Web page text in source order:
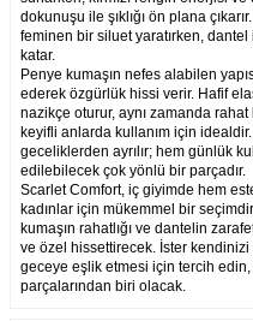
dokunuşu ile şıklığı ön plana
feminen bir siluet yaratırken,
katar.
Penye kumaşın nefes alabilen
ederek özgürlük hissi verir. Hafif
nazikçe oturur, aynı zamanda
keyifli anlarda kullanım için
geceliklerden ayrılır; hem günlük
edilebilecek çok yönlü bir parçadır.
Scarlet Comfort, iç giyimde hem
kadınlar için mükemmel bir
kumaşın rahatlığı ve dantelin
ve özel hissettirecek. İster
geceye eşlik etmesi için tercih edin,
parçalarından biri olacak.